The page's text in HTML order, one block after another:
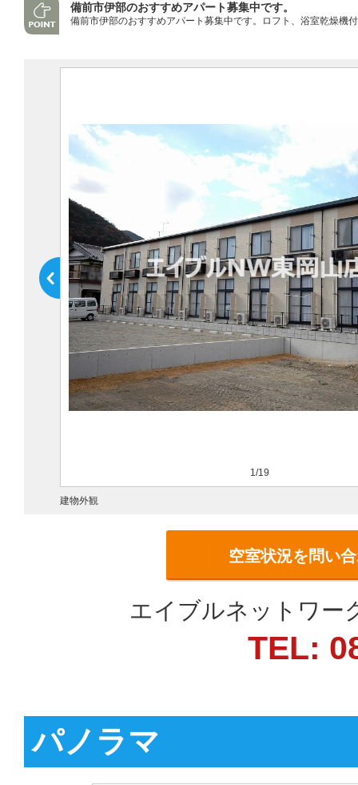
備前市伊部のおすすめアパート募集中です。
備前市伊部のおすすめアパート募集中です。ロフト、浴室乾燥機
1/19
建物外観
空室状況を問い
エイブルネットワー
TEL:
パノラマ